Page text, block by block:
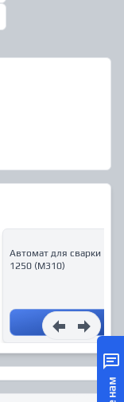
Автомат для сварки MZ
1250 (М310)
Купить